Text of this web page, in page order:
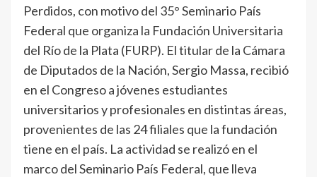
Perdidos, con motivo del 35° Seminario País
Federal que organiza la Fundación Universitaria
del Río de la Plata (FURP). El titular de la Cámara
de Diputados de la Nación, Sergio Massa, recibió
en el Congreso a jóvenes estudiantes
universitarios y profesionales en distintas áreas,
provenientes de las 24 filiales que la fundación
tiene en el país. La actividad se realizó en el
marco del Seminario País Federal, que lleva